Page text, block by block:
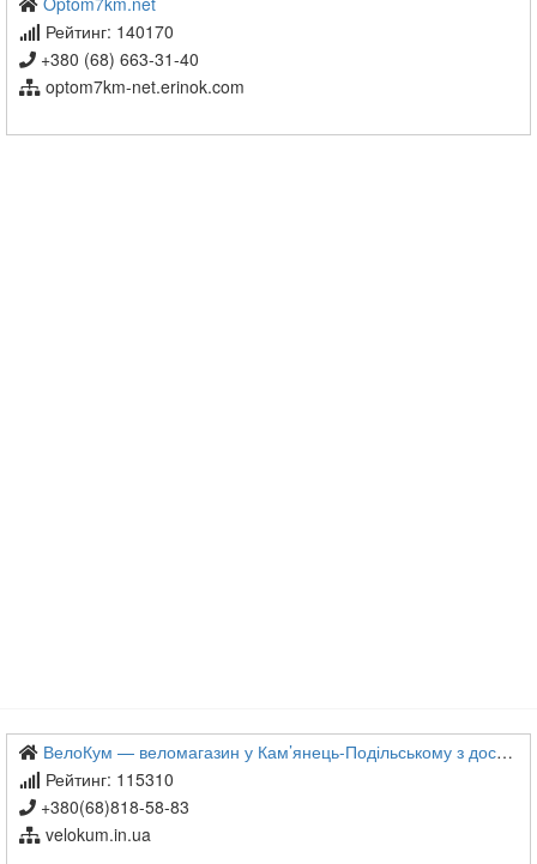
Рейтинг: 140170
+380 (68) 663-31-40
optom7km-net.erinok.com
ВелоКум — веломагазин у Кам’янець-Подільському з доставкою по всій Україні
Рейтинг: 115310
+380(68)818-58-83
velokum.in.ua